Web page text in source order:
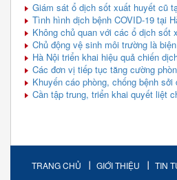
Giám sát ổ dịch sốt xuất huyết cũ
Tình hình dịch bệnh COVID-19 tại
Không chủ quan với các ổ dịch sốt
Chủ động vệ sinh môi trường là
Hà Nội triển khai hiệu quả chiến
Các đơn vị tiếp tục tăng cường
Khuyến cáo phòng, chống bệnh
Cần tập trung, triển khai quyết liệt
TRANG CHỦ GIỚI THIỆU TIN